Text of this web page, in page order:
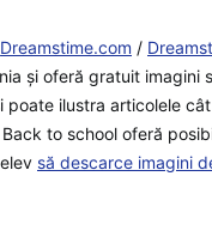
Dreamstime.com /
şi oferă gratuit imagini
poate ilustra articolele
to school oferă
să descarce imagini